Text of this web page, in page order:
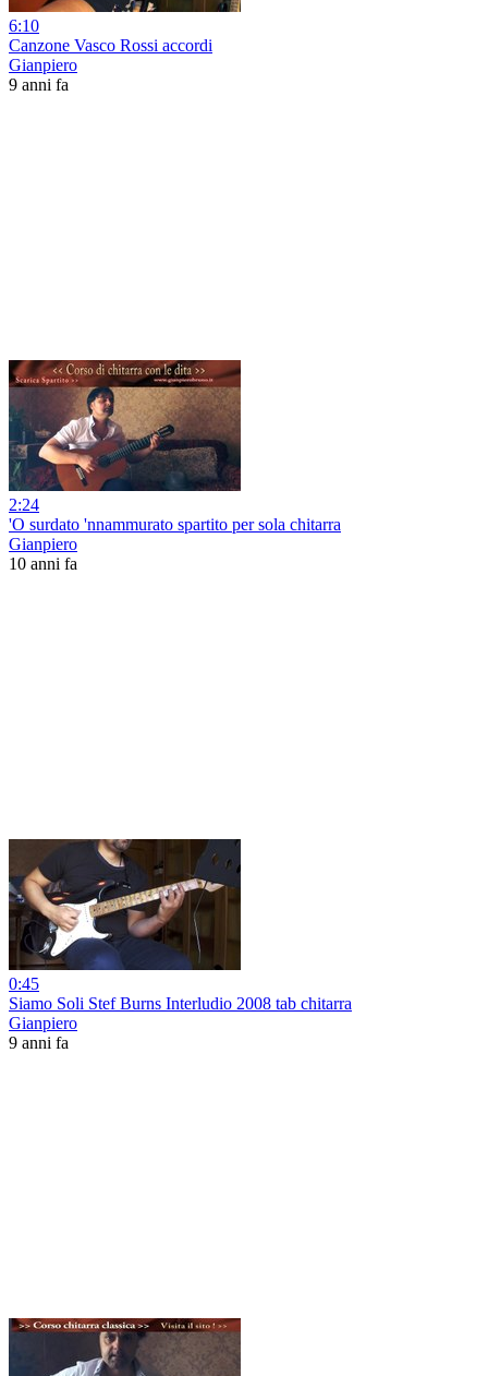
6:10
Canzone Vasco Rossi accordi
Gianpiero
9 anni fa
2:24
'O surdato 'nnammurato spartito per sola chitarra
Gianpiero
10 anni fa
0:45
Siamo Soli Stef Burns Interludio 2008 tab chitarra
Gianpiero
9 anni fa